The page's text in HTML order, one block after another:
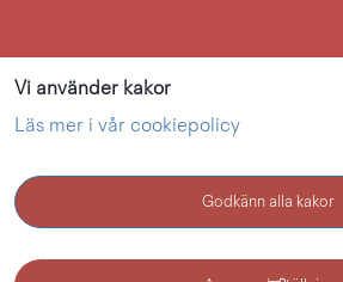
Vi använder kakor
Läs mer i vår cookiepolicy
Godkänn alla kakor